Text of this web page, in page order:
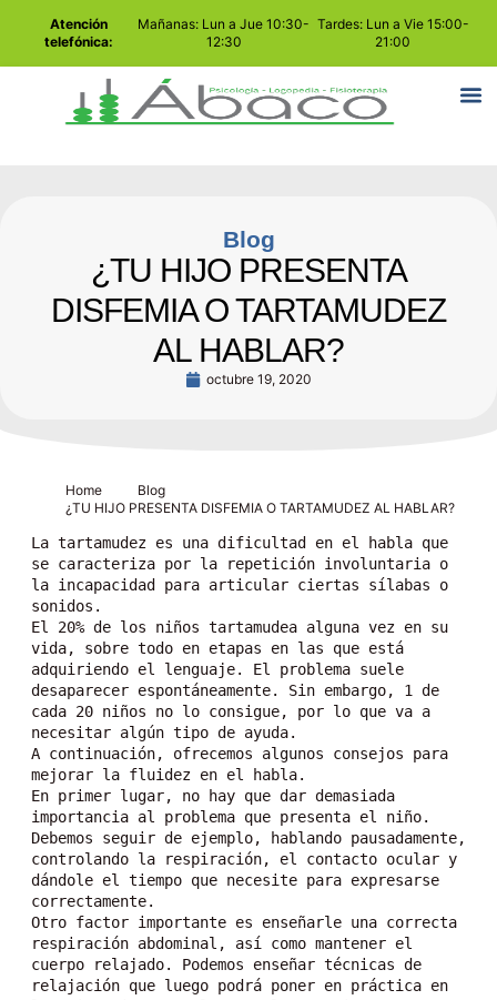
Atención
telefónica:
Mañanas: Lun a Jue 10:30-
12:30
Tardes: Lun a Vie 15:00-
21:00
Blog
¿TU HIJO PRESENTA
DISFEMIA O TARTAMUDEZ
AL HABLAR?
octubre 19, 2020
Home
Blog
¿TU HIJO PRESENTA DISFEMIA O TARTAMUDEZ AL HABLAR?
La tartamudez es una dificultad en el habla que
se caracteriza por la repetición involuntaria o
la incapacidad para articular ciertas sílabas o
sonidos.
El 20% de los niños tartamudea alguna vez en su
vida, sobre todo en etapas en las que está
adquiriendo el lenguaje. El problema suele
desaparecer espontáneamente. Sin embargo, 1 de
cada 20 niños no lo consigue, por lo que va a
necesitar algún tipo de ayuda.
A continuación, ofrecemos algunos consejos para
mejorar la fluidez en el habla.
En primer lugar, no hay que dar demasiada
importancia al problema que presenta el niño.
Debemos seguir de ejemplo, hablando pausadamente,
controlando la respiración, el contacto ocular y
dándole el tiempo que necesite para expresarse
correctamente.
Otro factor importante es enseñarle una correcta
respiración abdominal, así como mantener el
cuerpo relajado. Podemos enseñar técnicas de
relajación que luego podrá poner en práctica en